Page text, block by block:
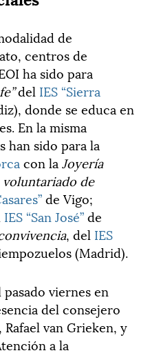
de
centros de
ha sido para
del IES “Sierra
donde se educa en
En la misma
han sido para la
con la Joyería
voluntariado de
de Vigo;
IES “San José”de
, del IES
(Madrid).
viernes en
del consejero
van Grieken, y
a la